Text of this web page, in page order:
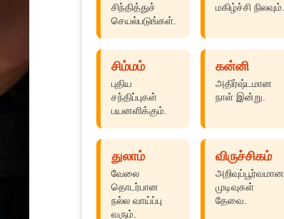
சிந்தித்துச்
செயல்படுங்கள்.
மகிழ்ச்சி நிலவும்.
சிம்மம்
புதிய
சந்திப்புகள்
பயனளிக்கும்.
கன்னி
அதிர்ஷ்டமான
நாள் இன்று.
துலாம்
வேலை
தொடர்பான
நல்ல வாய்ப்பு
வரும்.
விருச்சிகம்
அறிவுப்பூர்வமான
முடிவுகள்
தேவை.